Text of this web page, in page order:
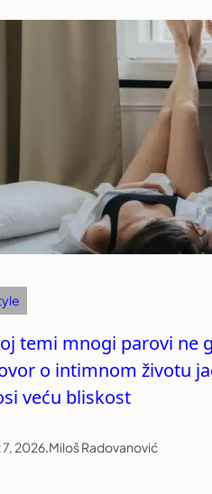
temi mnogi parovi ne
o intimnom životu
veću bliskost
2026.Miloš Radovanović